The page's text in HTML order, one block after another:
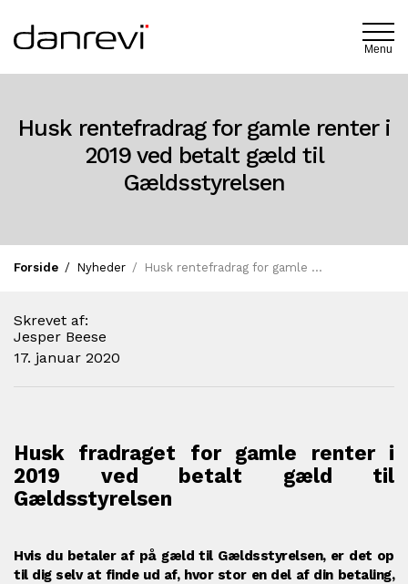
Menu
Husk rentefradrag for gamle renter i
2019 ved betalt gæld til
Gældsstyrelsen
Forside Nyheder Husk rentefradrag for gamle renter i 2019 ved beta…
Skrevet af:
Jesper Beese
17. januar 2020
Husk fradraget for gamle renter i
2019 ved betalt gæld til
Gældsstyrelsen
Hvis du betaler af på gæld til Gældsstyrelsen, er det op
til dig selv at finde ud af, hvor stor en del af din betaling,